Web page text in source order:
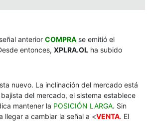
anterior COMPRA se emitió el
entonces, XPLRA.OL ha subido
nuevo. La inclinación del mercado está
del mercado, el sistema establece
mantener la POSICIÓN LARGA. Sin
llegar a cambiar la señal a <VENTA. El